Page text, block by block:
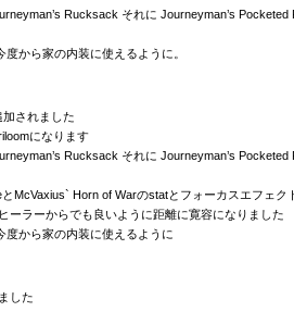
Rucksack それに Journeyman’s
から家の内装に使えるように。
されました
になります
Rucksack それに Journeyman’s
McVaxius` Horn of Warのstatとフォーカスエフェ
ーラーからでも良いように距離に寛容になりました
から家の内装に使えるように
した